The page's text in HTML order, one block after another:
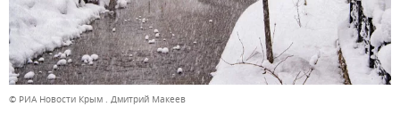
© РИА Новости Крым . Дмитрий Макеев